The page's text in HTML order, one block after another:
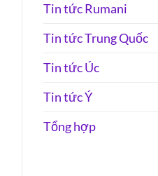
Tin tức Rumani
Tin tức Trung Quốc
Tin tức Úc
Tin tức Ý
Tổng hợp